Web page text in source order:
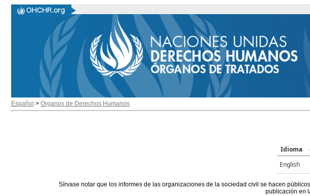
Español > Organos de Derechos Humanos
Idioma
English
Sírvase notar que los informes de las organizaciones de la sociedad civil se hacen
publicación en